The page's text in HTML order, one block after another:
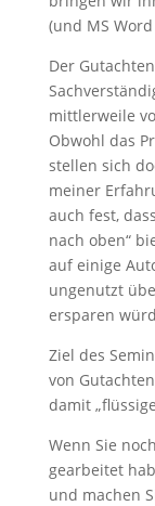
(und MS
Der
mittlerweile
Obwohl das
stellen sich
meiner
auch fest,
nach oben“
auf einige
ungenutzt
ersparen
Ziel des
von
damit
Wenn Sie
gearbeitet
und machen